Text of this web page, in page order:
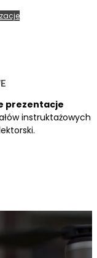
prezentacje
instruktażowych